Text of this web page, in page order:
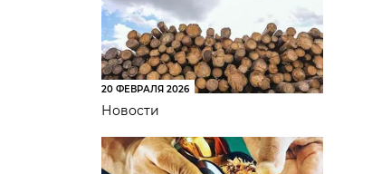
20 ФЕВРАЛЯ 2026
Новости